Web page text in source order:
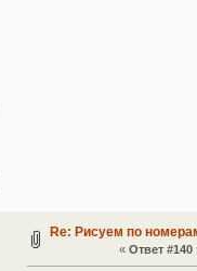
Re: Рисуем по
« Ответ #140